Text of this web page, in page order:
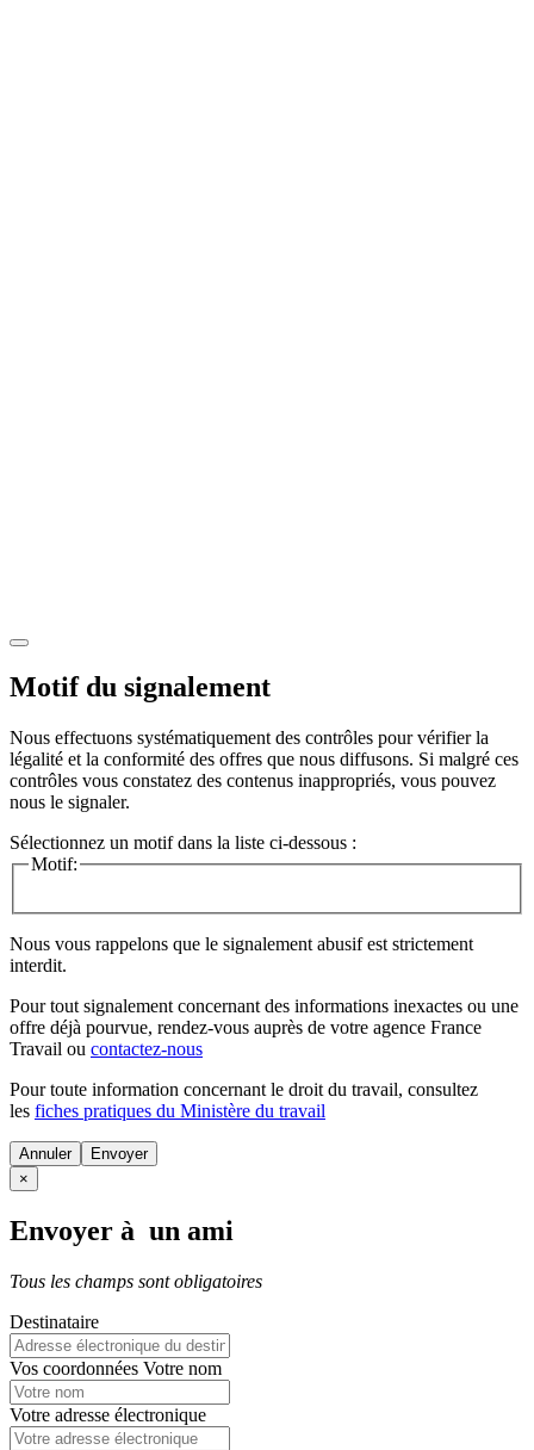
Motif du signalement
Nous effectuons systématiquement des contrôles pour vérifier la
légalité et la conformité des offres que nous diffusons. Si malgré ces
contrôles vous constatez des contenus inappropriés, vous pouvez
nous le signaler.
Sélectionnez un motif dans la liste ci-dessous :
Motif:
Nous vous rappelons que le signalement abusif est strictement
interdit.
Pour tout signalement concernant des informations inexactes ou une
offre déjà pourvue, rendez-vous auprès de votre agence France
Travail ou contactez-nous
Pour toute information concernant le droit du travail, consultez
les fiches pratiques du Ministère du travail
Annuler
×
Envoyer à un ami
Tous les champs sont obligatoires
Destinataire
Vos coordonnées Votre nom
Votre adresse électronique